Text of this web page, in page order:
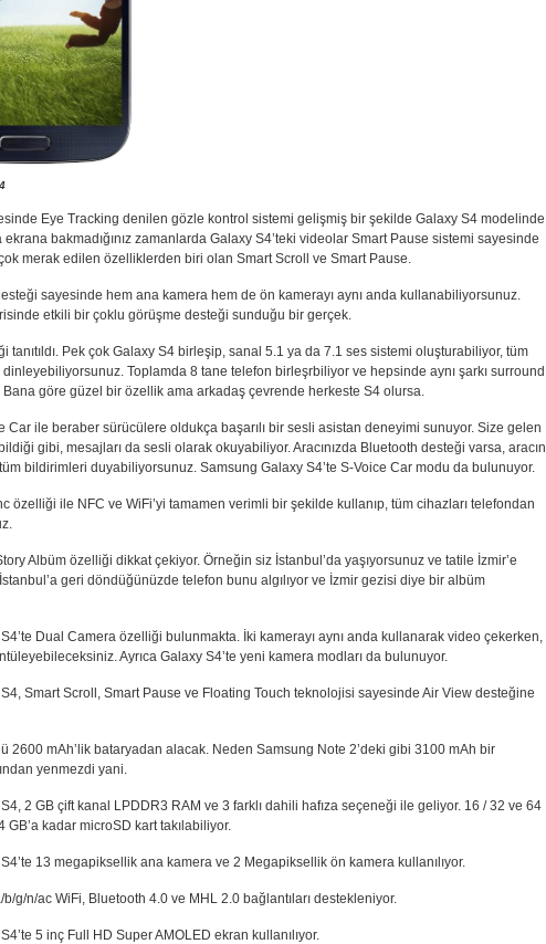
Eye Tracking denilen gözle kontrol sistemi gelişmiş bir şekilde Galaxy S4 modelinde
ekrana bakmadığınız zamanlarda Galaxy S4’teki videolar Smart Pause sistemi sayesinde
merak edilen özelliklerden biri olan Smart Scroll ve Smart Pause.
sayesinde hem ana kamera hem de ön kamerayı aynı anda kullanabiliyorsunuz.
etkili bir çoklu görüşme desteği sunduğu bir gerçek.
tanıtıldı. Pek çok Galaxy S4 birleşip, sanal 5.1 ya da 7.1 ses sistemi oluşturabiliyor, tüm
dinleyebiliyorsunuz. Toplamda 8 tane telefon birleşrbiliyor ve hepsinde aynı şarkı surround
göre güzel bir özellik ama arkadaş çevrende herkeste S4 olursa.
Car ile beraber sürücülere oldukça başarılı bir sesli asistan deneyimi sunuyor. Size gelen
gibi, mesajları da sesli olarak okuyabiliyor. Aracınızda Bluetooth desteği varsa, aracın
bildirimleri duyabiliyorsunuz. Samsung Galaxy S4’te S-Voice Car modu da bulunuyor.
özelliği ile NFC ve WiFi’yi tamamen verimli bir şekilde kullanıp, tüm cihazları telefondan
Albüm özelliği dikkat çekiyor. Örneğin siz İstanbul’da yaşıyorsunuz ve tatile İzmir’e
geri döndüğünüzde telefon bunu algılıyor ve İzmir gezisi diye bir albüm
Dual Camera özelliği bulunmakta. İki kamerayı aynı anda kullanarak video çekerken,
Ayrıca Galaxy S4’te yeni kamera modları da bulunuyor.
Smart Scroll, Smart Pause ve Floating Touch teknolojisi sayesinde Air View desteğine
2600 mAh’lik bataryadan alacak. Neden Samsung Note 2’deki gibi 3100 mAh bir
yenmezdi yani.
2 GB çift kanal LPDDR3 RAM ve 3 farklı dahili hafıza seçeneği ile geliyor. 16 / 32 ve 64
GB’a kadar microSD kart takılabiliyor.
13 megapiksellik ana kamera ve 2 Megapiksellik ön kamera kullanılıyor.
b/g/n/ac WiFi, Bluetooth 4.0 ve MHL 2.0 bağlantıları destekleniyor.
5 inç Full HD Super AMOLED ekran kullanılıyor.